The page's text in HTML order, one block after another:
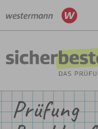
Prüfung